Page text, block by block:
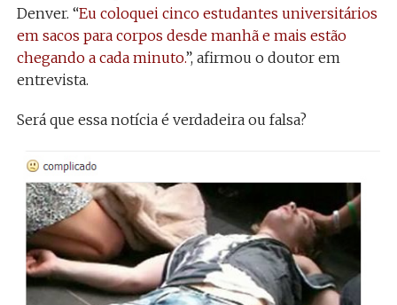
Denver. “Eu coloquei cinco estudantes universitários
em sacos para corpos desde manhã e mais estão
chegando a cada minuto.”, afirmou o doutor em
entrevista.
Será que essa notícia é verdadeira ou falsa?